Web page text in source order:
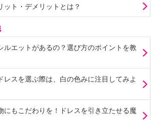
ット・デメリットとは？
ルエットがあるの？選び方のポイントを教
レスを選ぶ際は、白の色みに注目してみよ
にもこだわりを！ドレスを引き立たせる魔